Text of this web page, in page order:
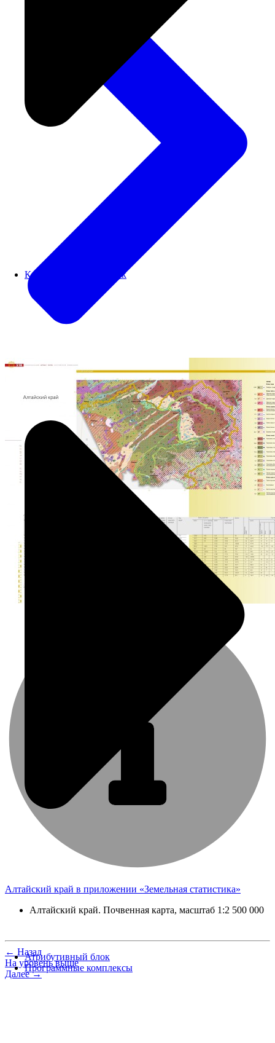
Картографический блок
Атрибутивный блок
Программные комплексы
Алтайский край в приложении «Земельная статистика»
Алтайский край. Почвенная карта, масштаб 1:2 500 000
← Назад
На уровень выше
Далее →